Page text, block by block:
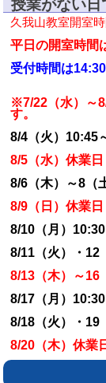
授業がない日
久我山教室開室
平日の開室時間
受付時間は
※7/22（水）～
す。
8/4（火）10:45
8/5（水）休業日
8/6（木）～8（
8/9（日）休業日
8/10（月）
8/11（火）・12
8/13（木）～16
8/17（月）
8/18（火）・19
8/20（木）休業
8/21（金）・